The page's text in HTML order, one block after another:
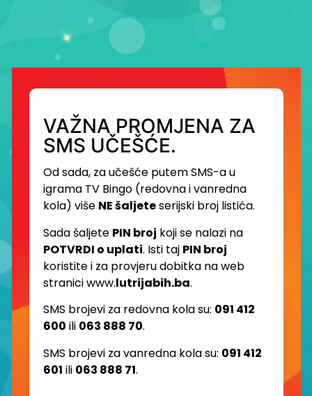
VAŽNA PROMJENA ZA
SMS UČEŠĆE.
Od sada, za učešće putem SMS-a u
igrama TV Bingo (redovna i vanredna
kola) više NE šaljeteserijski broj listića.
Sada šaljete PIN broj koji se nalazi na
POTVRDI o uplati. Isti taj PIN broj
koristite i za provjeru dobitka na web
stranici www.lutrijabih.ba.
SMS brojevi za redovna kola su: 091 412
600 ili 063 888 70.
SMS brojevi za vanredna kola su: 091 412
601 ili 063 888 71.